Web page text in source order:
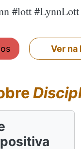
#lott #LynnLott
Ver na